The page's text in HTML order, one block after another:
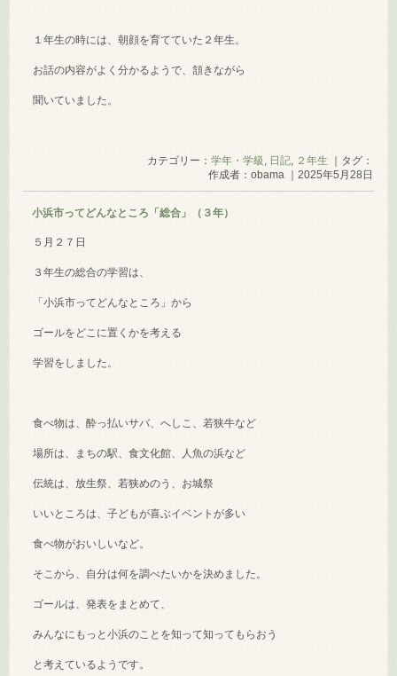
１年生の時には、朝顔を育てていた２年生。
お話の内容がよく分かるようで、頷きながら
聞いていました。
カテゴリー： 学年・学級 , 日記, ２年生 ｜タグ：
作成者：obama ｜2025年5月28日
小浜市ってどんなところ「総合」（３年）
５月２７日
３年生の総合の学習は、
「小浜市ってどんなところ」から
ゴールをどこに置くかを考える
学習をしました。
食べ物は、酔っ払いサバ、へしこ、若狭牛など
場所は、まちの駅、食文化館、人魚の浜など
伝統は、放生祭、若狭めのう、お城祭
いいところは、子どもが喜ぶイベントが多い
食べ物がおいしいなど。
そこから、自分は何を調べたいかを決めました。
ゴールは、発表をまとめて、
みんなにもっと小浜のことを知って知ってもらおう
と考えているようです。